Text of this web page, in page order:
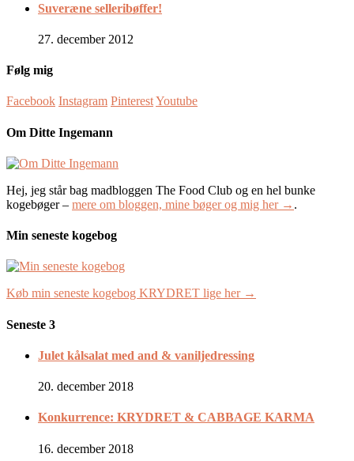
Suveræne selleribøffer!
27. december 2012
Følg mig
Facebook Instagram PinterestYoutube
Om Ditte Ingemann
Hej, jeg står bag madbloggen The Food Club og en hel bunke
kogebøger – mere om bloggen, mine bøger og mig her → .
Min seneste kogebog
Køb min seneste kogebog KRYDRET lige her →
Seneste 3
Julet kålsalat med and & vaniljedressing
20. december 2018
Konkurrence: KRYDRET & CABBAGE KARMA
16. december 2018